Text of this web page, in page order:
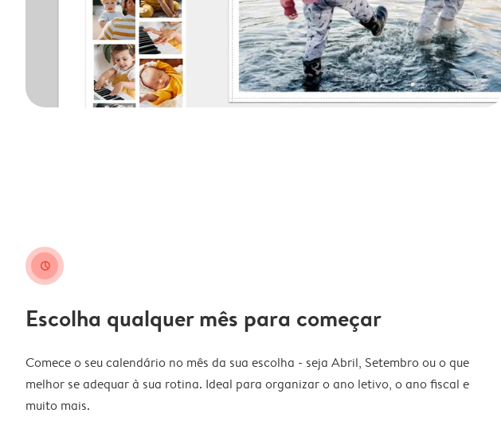
clock
Escolha qualquer mês para começar
Comece o seu calendário no mês da sua escolha - seja Abril, Setembro ou o que
melhor se adequar à sua rotina. Ideal para organizar o ano letivo, o ano fiscal e
muito mais.